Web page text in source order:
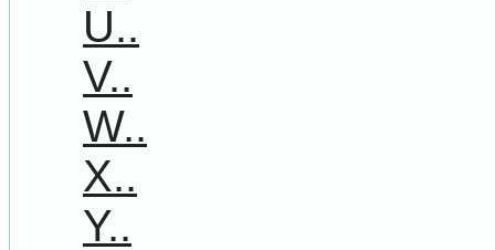
U..
V..
W..
X..
Y..